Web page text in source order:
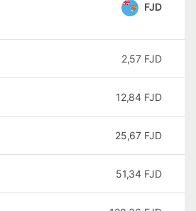
FJD
2,57 FJD
12,84 FJD
25,67 FJD
51,34 FJD